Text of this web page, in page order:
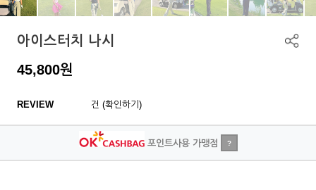
아이스터치 나시
45,800원
REVIEW 건 (확인하기)
포인트사용 가맹점 ?